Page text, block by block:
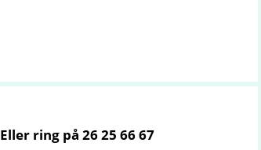
Eller ring på 26 25 66 67